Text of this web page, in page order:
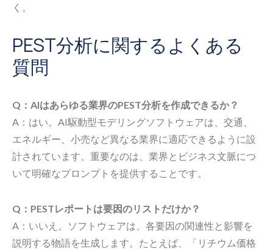
く。
PEST分析に関するよくある
質問
Q：AIはあらゆる業界のPEST分析を作成できるか？
A：はい。AI駆動型モデリングソフトウェアは、交通、
エネルギー、小売など異なる業界に適応できるように設
計されています。重要なのは、業界とビジネス文脈につ
いて明確なプロンプトを提供することです。
Q：PESTレポートは要因のリストだけか？
A：いいえ。ソフトウェアは、各要因の関連性と影響を
説明する物語を生成します。たとえば、「リチウム価格